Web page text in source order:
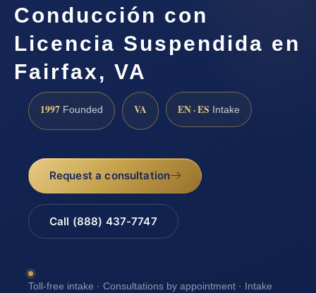
Conducción con
Licencia Suspendida en
Fairfax, VA
1997 Founded VA EN · ES Intake
Request a consultation
Call (888) 437-7747
Toll-free intake · Consultations by appointment · Intake